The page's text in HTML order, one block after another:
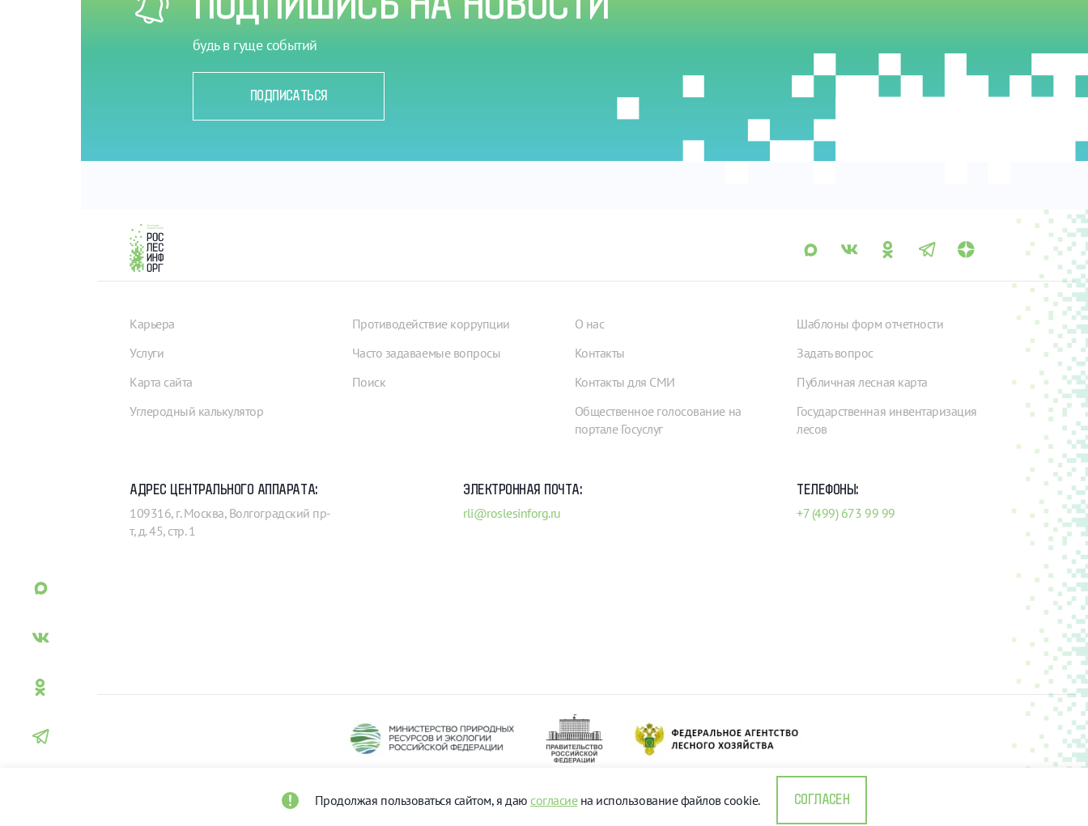
будь в гуще событий
ПОДПИСАТЬСЯ
Продолжая пользоваться сайтом, я даюсогласиена использование файлов cookie. СОГЛАСЕН
Карьера
Услуги
Карта сайта
Углеродный калькулятор
Противодействие коррупции
Часто задаваемые вопросы
Поиск
О нас
Контакты
Контакты для СМИ
Общественное голосование на
портале Госуслуг
Шаблоны форм отчетности
Задать вопрос
Публичная лесная карта
Государственная инвентаризация
лесов
АДРЕС ЦЕНТРАЛЬНОГО АППАРАТА:
109316, г. Москва, Волгоградский пр-
т, д. 45, стр. 1
ЭЛЕКТРОННАЯ ПОЧТА:
rli@roslesinforg.ru
ТЕЛЕФОНЫ:
+7 (499) 673 99 99
О персональных данных